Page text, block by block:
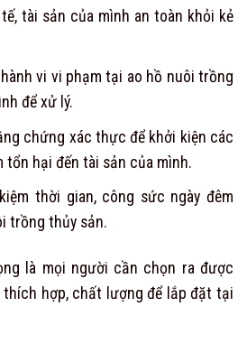
tài sản của mình an toàn khỏi kẻ
vi vi phạm tại ao hồ nuôi trồng
để xử lý.
chứng xác thực để khởi kiện các
tổn hại đến tài sản của mình.
thời gian, công sức ngày đêm
trồng thủy sản.
là mọi người cần chọn ra được
hợp, chất lượng để lắp đặt tại